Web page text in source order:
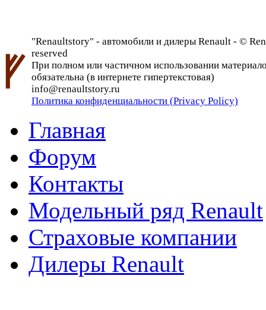
"Renaultstory" - автомобили и дилеры Renault - ©
reserved
При полном или частичном использовании
обязательна (в интернете гипертекстовая)
info@renaultstory.ru
Политика конфиденциальности (Privacy Policy)
Главная
Форум
Контакты
Модельный ряд Renault
Страховые компании
Дилеры Renault